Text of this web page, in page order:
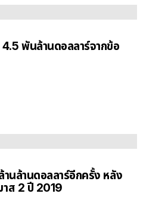
พันล้านดอลลาร์จากข้อ
นล้านดอลลาร์อีกครั้ง หลัง
าส 2 ปี 2019